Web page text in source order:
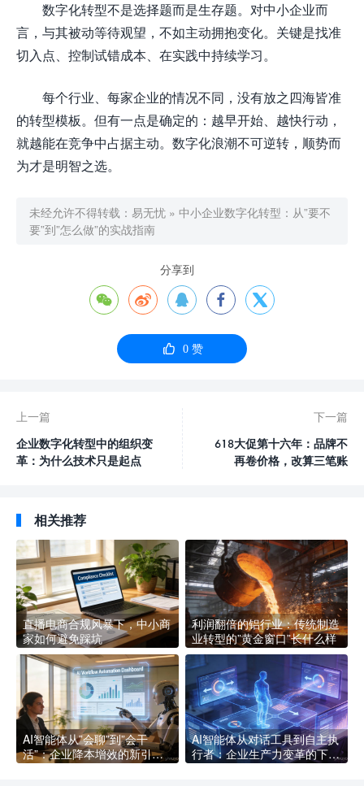
数字化转型不是选择题而是生存题。对中小企业而
言，与其被动等待观望，不如主动拥抱变化。关键是找准
切入点、控制试错成本、在实践中持续学习。
每个行业、每家企业的情况不同，没有放之四海皆准
的转型模板。但有一点是确定的：越早开始、越快行动，
就越能在竞争中占据主动。数字化浪潮不可逆转，顺势而
为才是明智之选。
未经允许不得转载： 易无忧 » 中小企业数字化转型：从”要不
要”到”怎么做”的实战指南
分享到
    
 0赞
上一篇
企业数字化转型中的组织变
革：为什么技术只是起点
下一篇
618大促第十六年：品牌不
再卷价格，改算三笔账
相关推荐
直播电商合规风暴下，中小商
家如何避免踩坑
利润翻倍的铝行业：传统制造
业转型的”黄金窗口”长什么样
AI智能体从”会聊”到”会干
活”：企业降本增效的新引擎
AI智能体从对话工具到自主执
行者：企业生产力变革的下一